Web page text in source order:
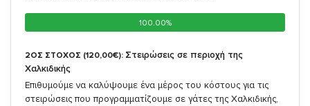
100.00%
100.00%
2ΟΣ ΣΤΟΧΟΣ (120,00€): Στειρώσεις σε περιοχή της
Χαλκιδικής
Επιθυμούμε να καλύψουμε ένα μέρος του κόστους για τις
στειρώσεις που προγραμματίζουμε σε γάτες της Χαλκιδικής,